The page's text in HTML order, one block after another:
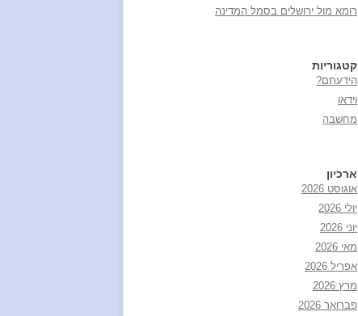
רומא מול ירושלים בסמל המדינה
קטגוריות
הידעתם?
וידאו
מחשבה
ארכיון
אוגוסט 2026
יולי 2026
יוני 2026
מאי 2026
אפריל 2026
מרץ 2026
פברואר 2026